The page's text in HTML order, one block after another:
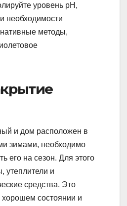
уровень pH,
необходимости
методы,
и дом расположен в
зимами, необходимо
его на сезон. Для этого
утеплители и
средства. Это
хорошем состоянии и